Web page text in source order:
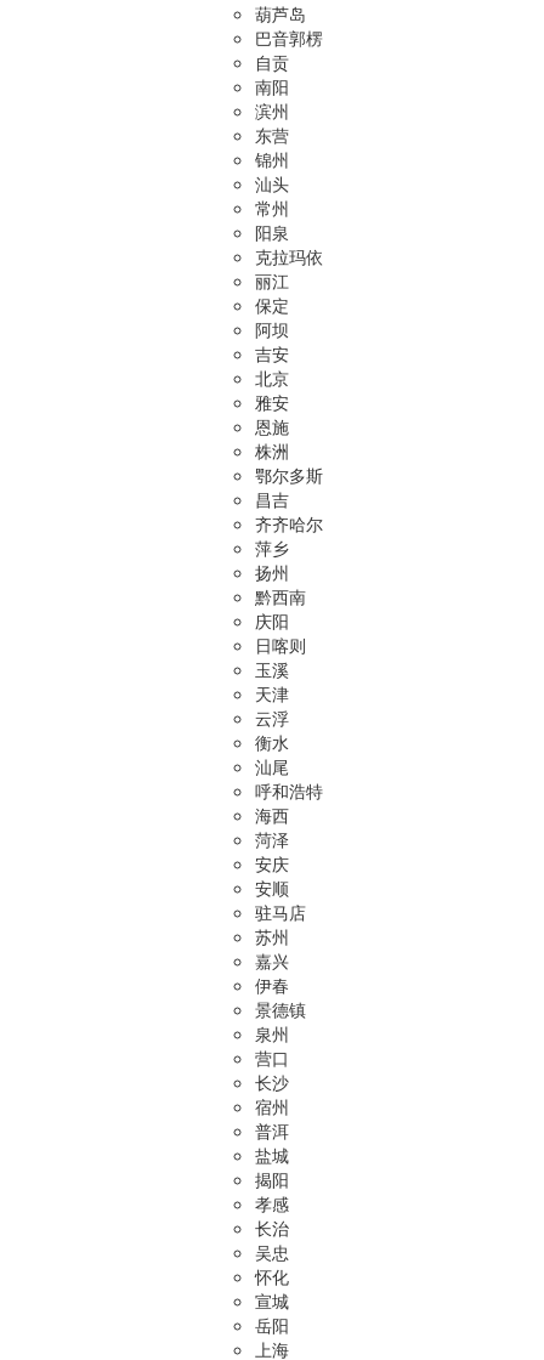
葫芦岛
巴音郭楞
自贡
南阳
滨州
东营
锦州
汕头
常州
阳泉
克拉玛依
丽江
保定
阿坝
吉安
北京
雅安
恩施
株洲
鄂尔多斯
昌吉
齐齐哈尔
萍乡
扬州
黔西南
庆阳
日喀则
玉溪
天津
云浮
衡水
汕尾
呼和浩特
海西
菏泽
安庆
安顺
驻马店
苏州
嘉兴
伊春
景德镇
泉州
营口
长沙
宿州
普洱
盐城
揭阳
孝感
长治
吴忠
怀化
宣城
岳阳
上海